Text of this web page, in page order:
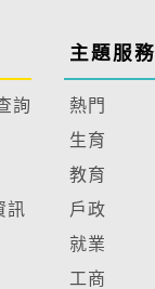
詢
訊
主題服務
熱門
生育
教育
戶政
就業
工商